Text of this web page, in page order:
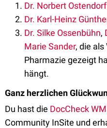
Dr. Norbert Ostendorf
Dr. Karl-Heinz
Dr. Silke Ossenbühn,
Marie Sander, die
Pharmazie gezeigt
hängt.
Ganz herzlichen
Du hast die DocCheck WM
Community InSite und